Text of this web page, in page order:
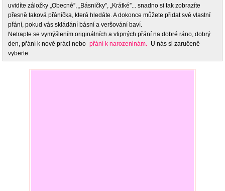
uvidíte záložky „Obecné”, „Básničky”, „Krátké”... snadno si tak zobrazíte
přesně taková přáníčka, která hledáte. A dokonce můžete přidat své vlastní
přání, pokud vás skládání básní a veršování baví.
Netrapte se vymýšlením originálních a vtipných přání na dobré ráno, dobrý
den, přání k nové práci nebo přání k narozeninám. U nás si zaručeně
vyberte.